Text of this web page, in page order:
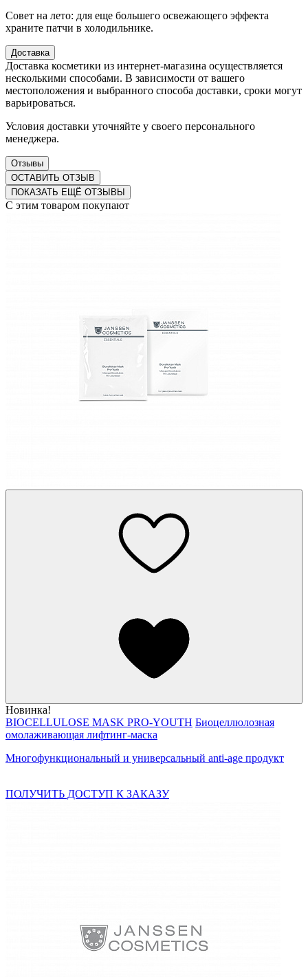
Совет на лето: для еще большего освежающего эффекта
храните патчи в холодильнике.
Доставка
Доставка косметики из интернет-магазина осуществляется
несколькими способами. В зависимости от вашего
местоположения и выбранного способа доставки, сроки могут
варьироваться.
Условия доставки уточняйте у своего персонального
менеджера.
Отзывы
ОСТАВИТЬ ОТЗЫВ
ПОКАЗАТЬ ЕЩЁ ОТЗЫВЫ
С этим товаром покупают
Новинка!
BIOCELLULOSE MASK PRO-YOUTH Биоцеллюлозная
омолаживающая лифтинг-маска
Многофункциональный и универсальный anti-age продукт
ПОЛУЧИТЬ ДОСТУП К ЗАКАЗУ